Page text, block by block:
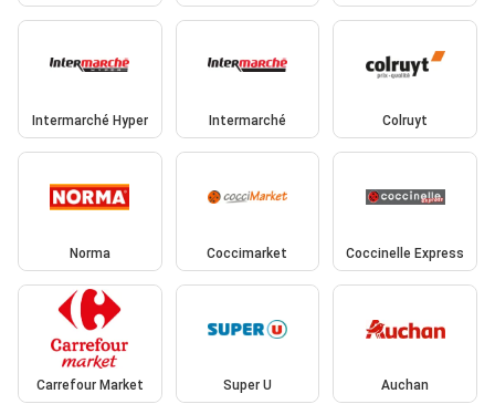
Intermarché Hyper Intermarché Colruyt
Norma Coccimarket Coccinelle Express
Carrefour Market Super U Auchan